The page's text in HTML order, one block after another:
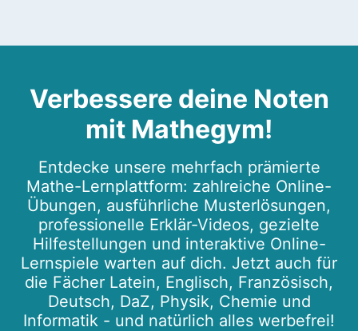
Verbessere deine Noten
mit Mathegym!
Entdecke unsere mehrfach prämierte
Mathe-Lernplattform: zahlreiche Online-
Übungen, ausführliche Musterlösungen,
professionelle Erklär-Videos, gezielte
Hilfestellungen und interaktive Online-
Lernspiele warten auf dich. Jetzt auch für
die Fächer Latein, Englisch, Französisch,
Deutsch, DaZ, Physik, Chemie und
Informatik - und natürlich alles werbefrei!